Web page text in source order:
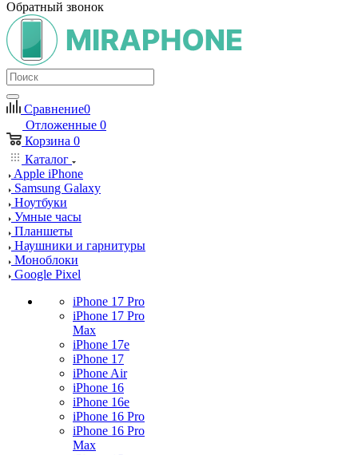
Обратный звонок
Сравнение0
Отложенные 0
Корзина 0
Каталог
Apple iPhone
Samsung Galaxy
Ноутбуки
Умные часы
Планшеты
Наушники и гарнитуры
Моноблоки
Google Pixel
iPhone 17 Pro
iPhone 17 Pro
Max
iPhone 17e
iPhone 17
iPhone Air
iPhone 16
iPhone 16e
iPhone 16 Pro
iPhone 16 Pro
Max